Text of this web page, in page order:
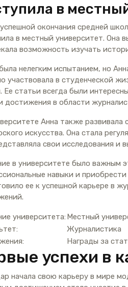
в
окончания средней
в местный университет. Она
возможность изучать
нелегким испытанием, но
участвовала в студенческой
Ее статьи всегда были
достижения в области
Анна также развивала
искусства. Она стала
свои исследования и
в университете было важным
навыки и
ее к успешной карьере в
университета: Местный
Журналистика
Награды за
успехи в
начала свою карьеру в мире